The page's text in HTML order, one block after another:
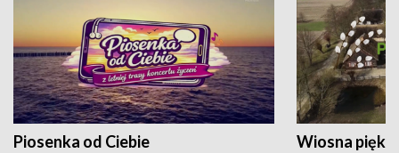
Piosenka od Ciebie Wiosna